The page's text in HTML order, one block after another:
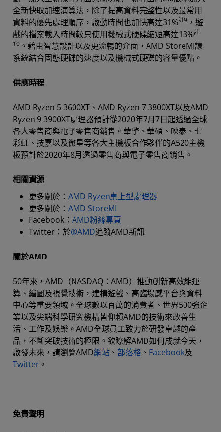
全新快取加速演算法，除了提高資料完整性以及最常用
資料的優先處理順序，啟動時間也加快高達31%註9 ，遊
戲的檔案載入時間較只使用機械式硬碟縮短高達13%註
10 。藉由智慧設計以及更流暢的介面，AMD StoreMI讓
系統結合固態硬碟的速度以及機械式硬碟的容量優點。
供應時程
AMD Ryzen 5 3600XT、AMD Ryzen 7 3800XT以及AMD
Ryzen 9 3900XT處理器預計從2020年7月7日起透過全球
各大零售商與電子零售商銷售。華擎、華碩、映泰、七
彩虹、技嘉以及微星等各大主機板合作夥伴的A520主機
板預計於2020年8月透過零售商與電子零售商銷售。
相關資源
更多關於： AMD Ryzen桌上型處理器
更多關於： AMD StoreMI
Facebook： AMD粉絲專頁
Twitter：於@AMD追蹤AMD新訊
關於AMD
50年來，AMD（NASDAQ：AMD）推動創新高效能運
算、繪圖及視覺技術，建構遊戲、高臨場感平台與資料
中心等重要領域。全球數以百萬的消費者、世界500強企
業以及尖端科學研究機構皆仰賴AMD的技術來改善生
活、工作及娛樂。AMD全球員工致力於研發卓越的產
品，不斷突破技術的極限。欲瞭解AMD如何成就今天，
啟發未來，請瀏覽AMD網站 、 部落格 、 Facebook及
Twitter 。
免責聲明